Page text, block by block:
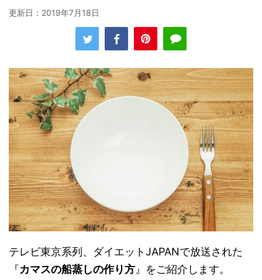
更新日： 2019年7月18日
テレビ東京系列、ダイエットJAPANで放送された
『カマスの船蒸しの作り方 』をご紹介します。